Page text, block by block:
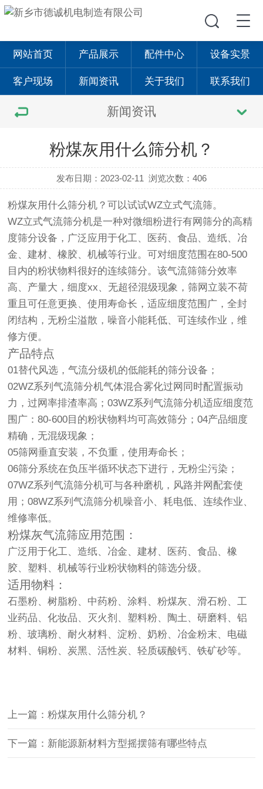
网站首页 产品展示 配件中心 设备实景
客户现场 新闻资讯 关于我们 联系我们
新闻资讯
粉煤灰用什么筛分机？
发布日期：2023-02-11 浏览次数：406
粉煤灰用什么筛分机？可以试试WZ立式气流筛。
WZ立式气流筛分机是一种对微细粉进行有网筛分的高精
度筛分设备，广泛应用于化工、医药、食品、造纸、冶
金、建材、橡胶、机械等行业。可对细度范围在80-500
目内的粉状物料很好的连续筛分。该气流筛筛分效率
高、产量大，细度xx、无超径混级现象，筛网立装不荷
重且可任意更换、使用寿命长，适应细度范围广，全封
闭结构，无粉尘溢散，噪音小能耗低、可连续作业，维
修方便。
产品特点
01替代风选，气流分级机的低能耗的筛分设备；
02WZ系列气流筛分机气体混合雾化过网同时配置振动
力，过网率排渣率高；03WZ系列气流筛分机适应细度范
围广：80-600目的粉状物料均可高效筛分；04产品细度
精确，无混级现象；
05筛网垂直安装，不负重，使用寿命长；
06筛分系统在负压半循环状态下进行，无粉尘污染；
07WZ系列气流筛分机可与各种磨机，风路并网配套使
用；08WZ系列气流筛分机噪音小、耗电低、连续作业、
维修率低。
粉煤灰气流筛应用范围：
广泛用于化工、造纸、冶金、建材、医药、食品、橡
胶、塑料、机械等行业粉状物料的筛选分级。
适用物料：
石墨粉、树脂粉、中药粉、涂料、粉煤灰、滑石粉、工
业药品、化妆品、灭火剂、塑料粉、陶土、研磨料、铝
粉、玻璃粉、耐火材料、淀粉、奶粉、冶金粉末、电磁
材料、铜粉、炭黑、活性炭、轻质碳酸钙、铁矿砂等。
上一篇：粉煤灰用什么筛分机？
下一篇：新能源新材料方型摇摆筛有哪些特点